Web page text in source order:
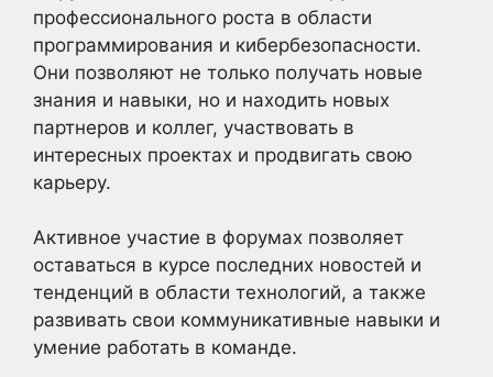
профессионального роста в области
программирования и кибербезопасности.
Они позволяют не только получать новые
знания и навыки, но и находить новых
партнеров и коллег, участвовать в
интересных проектах и продвигать свою
карьеру.
Активное участие в форумах позволяет
оставаться в курсе последних новостей и
тенденций в области технологий, а также
развивать свои коммуникативные навыки и
умение работать в команде.